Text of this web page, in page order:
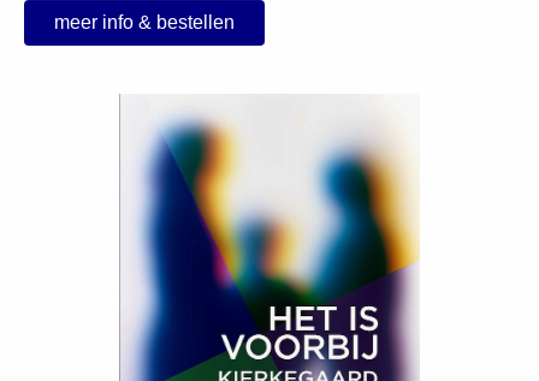
meer info & bestellen